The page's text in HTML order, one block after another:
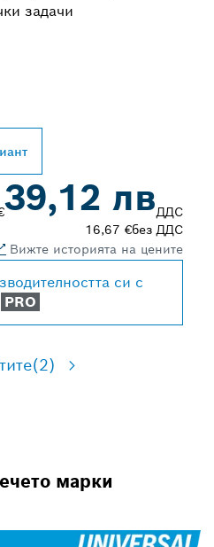
задачи
39,12 лвДДС
16,67 €без ДДС
Вижте историята на цените
си с
PRO
(2)
марки